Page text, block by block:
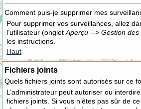
Comment puis-je supprimer mes
Pour supprimer vos surveillances, allez
l’utilisateur (onglet Aperçu --> Gestion
les instructions.
Haut
Fichiers joints
Quels fichiers joints sont autorisés sur ce
L’administrateur peut autoriser ou
fichiers joints. Si vous n’êtes pas sûr de